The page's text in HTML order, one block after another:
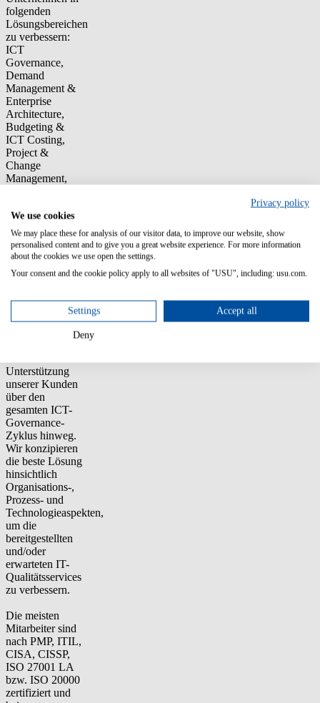
folgenden
Lösungsbereichen
zu verbessern:
ICT
Governance,
Demand
Management &
Enterprise
Architecture,
Budgeting &
ICT Costing,
Project &
Change
Management,
IT Outsourcing,
Risk
Management &
Compliance.
der Einsatz von
Best Practices (z.
Unterstützung
unserer Kunden
über den
gesamten ICT-
Governance-
Zyklus hinweg.
Wir konzipieren
die beste Lösung
hinsichtlich
Organisations-,
Prozess- und
Technologieaspekten,
um die
bereitgestellten
und/oder
erwarteten IT-
Qualitätsservices
zu verbessern.
Die meisten
Mitarbeiter sind
nach PMP, ITIL,
CISA, CISSP,
ISO 27001 LA
bzw. ISO 20000
zertifiziert und
Privacy policy
We use cookies
We may place these for analysis of our visitor data, to improve our website, show
personalised content and to give you a great website experience. For more information
about the cookies we use open the settings.
Your consent and the cookie policy apply to all websites of "USU", including: usu.com.
Settings Accept all
Deny